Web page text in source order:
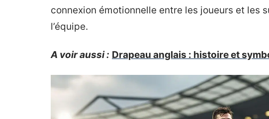
connexion émotionnelle entre les joueurs et les
l’équipe.
A voir aussi : Drapeau anglais : histoire et